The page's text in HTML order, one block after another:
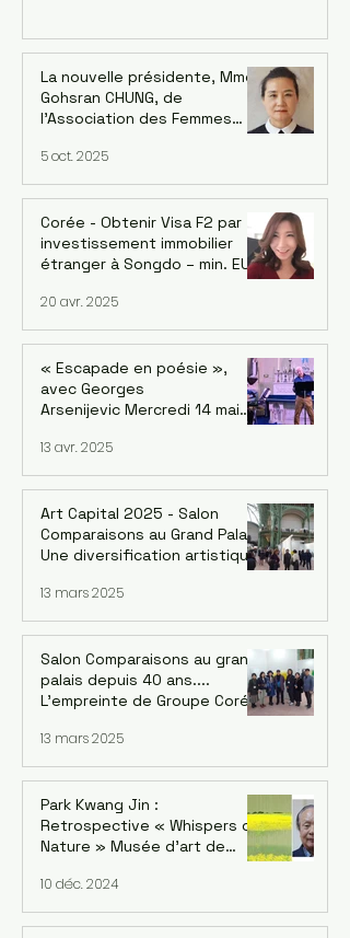
La nouvelle présidente, Mme
Gohsran CHUNG, de
l’Association des Femmes
Coréennes en France (AFCF-
Kowin France) inaugure un
forum sur le leadership
féminin et la Symphonie le 18
octobre à Saint-Mandé
5 oct. 2025
Corée - Obtenir Visa F2 par
investissement immobilier
étranger à Songdo – min. EUR
marché
20 avr. 2025
« Escapade en poésie »,
avec Georges
Arsenijevic Mercredi 14 mai
Georges Arsenijevic
Intermèdes musicaux / chant
et guitare : Bané
13 avr. 2025
Art Capital 2025 - Salon
Comparaisons au Grand Palais.
Une diversification artistique
inédite de Corée : 4 groupes
13 mars 2025
Salon Comparaisons au grand
palais depuis 40 ans....
L'empreinte de Groupe Corée
: Kwang-jin Park et la version
coréenne Du 18 au 22 février
2025
13 mars 2025
Park Kwang Jin :
Retrospective « Whispers of
Nature » Musée d'art de
Seosomun, 12/12/2024 -
09/02/2025
10 déc. 2024